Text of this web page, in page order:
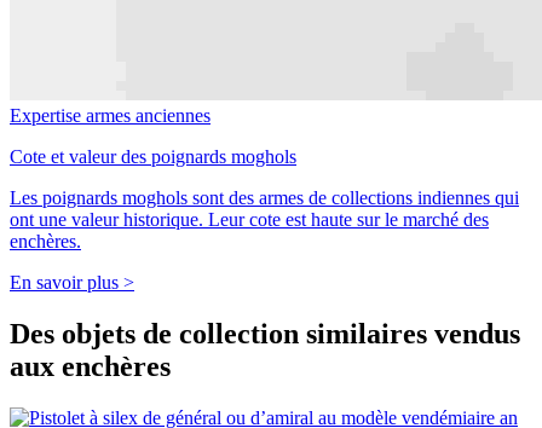
Expertise armes anciennes
Cote et valeur des poignards moghols
Les poignards moghols sont des armes de collections indiennes qui
ont une valeur historique. Leur cote est haute sur le marché des
enchères.
En savoir plus >
Des objets de collection similaires vendus
aux enchères